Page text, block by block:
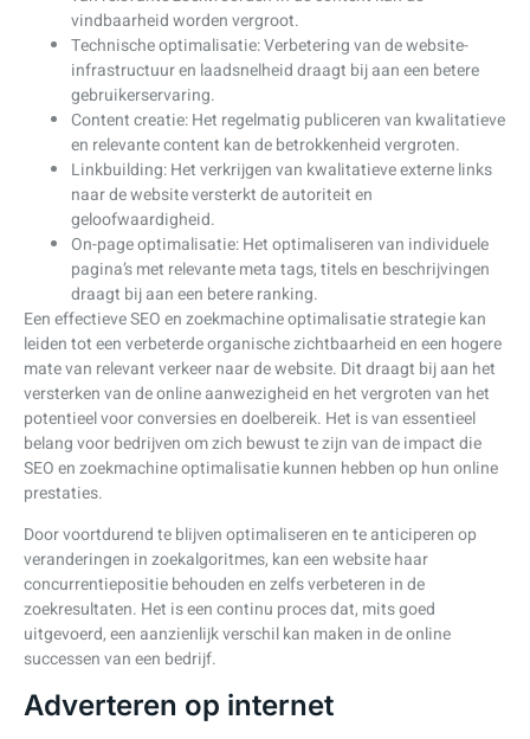
vindbaarheid worden vergroot.
Technische optimalisatie: Verbetering van de website-
infrastructuur en laadsnelheid draagt bij aan een betere
gebruikerservaring.
Content creatie: Het regelmatig publiceren van kwalitatieve
en relevante content kan de betrokkenheid vergroten.
Linkbuilding: Het verkrijgen van kwalitatieve externe links
naar de website versterkt de autoriteit en
geloofwaardigheid.
On-page optimalisatie: Het optimaliseren van individuele
pagina’s met relevante meta tags, titels en beschrijvingen
draagt bij aan een betere ranking.
Een effectieve SEO en zoekmachine optimalisatie strategie kan
leiden tot een verbeterde organische zichtbaarheid en een hogere
mate van relevant verkeer naar de website. Dit draagt bij aan het
versterken van de online aanwezigheid en het vergroten van het
potentieel voor conversies en doelbereik. Het is van essentieel
belang voor bedrijven om zich bewust te zijn van de impact die
SEO en zoekmachine optimalisatie kunnen hebben op hun online
prestaties.
Door voortdurend te blijven optimaliseren en te anticiperen op
veranderingen in zoekalgoritmes, kan een website haar
concurrentiepositie behouden en zelfs verbeteren in de
zoekresultaten. Het is een continu proces dat, mits goed
uitgevoerd, een aanzienlijk verschil kan maken in de online
successen van een bedrijf.
Adverteren op internet